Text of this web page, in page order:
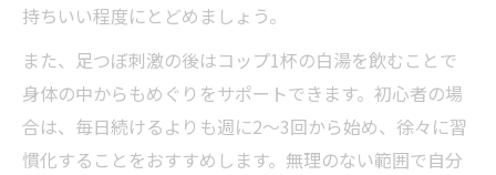
睡眠の質向上に効果的な足つぼケアの習慣
足つぼが快眠をサポートするメカニズム
ストレス改善と眠りを促す足つぼ活用術
持ちいい程度にとどめましょう。
また、足つぼ刺激の後はコップ1杯の白湯を飲むことで
身体の中からもめぐりをサポートできます。初心者の場
合は、毎日続けるよりも週に2〜3回から始め、徐々に習
慣化することをおすすめします。無理のない範囲で自分